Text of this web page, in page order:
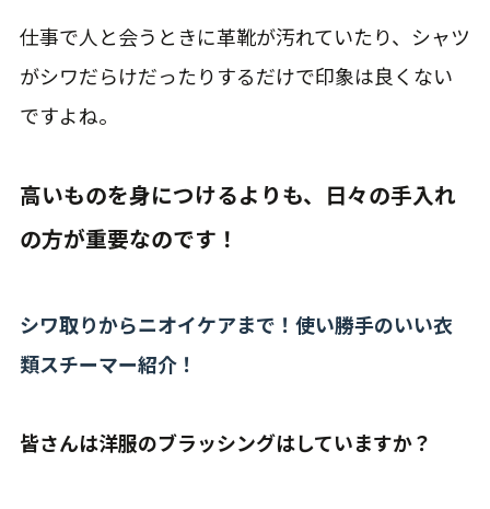
仕事で人と会うときに革靴が汚れていたり、シャツ
がシワだらけだったりするだけで印象は良くない
ですよね。
高いものを身につけるよりも、日々の手入れ
の方が重要なのです！
シワ取りからニオイケアまで！使い勝手のいい衣
類スチーマー紹介！
皆さんは洋服のブラッシングはしていますか？